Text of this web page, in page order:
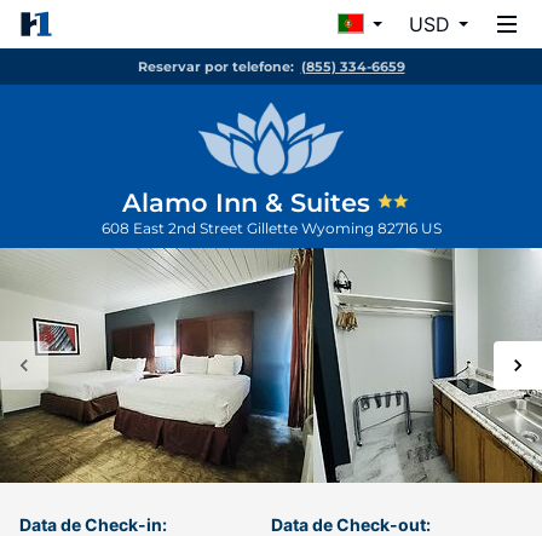
USD
Reservar por telefone: (855) 334-6659
Alamo Inn & Suites
608 East 2nd Street Gillette Wyoming 82716 US
Data de Check-in: Data de Check-out: